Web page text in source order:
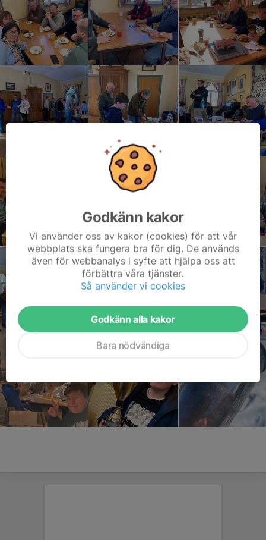
Godkänn kakor
Vi använder oss av kakor (cookies) för att vår
webbplats ska fungera bra för dig. De används
även för webbanalys i syfte att hjälpa oss att
förbättra våra tjänster.
Så använder vi cookies
Godkänn alla kakor
Bara nödvändiga